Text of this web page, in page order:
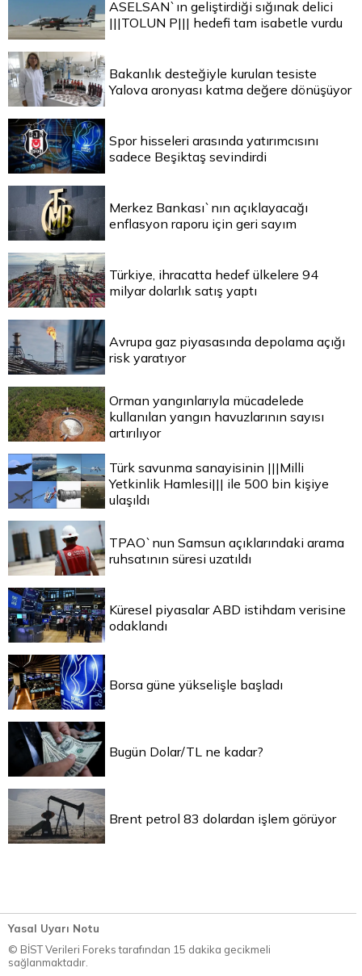
ASELSAN`ın geliştirdiği sığınak delici
|||TOLUN P||| hedefi tam isabetle vurdu
Bakanlık desteğiyle kurulan tesiste
Yalova aronyası katma değere dönüşüyor
Spor hisseleri arasında yatırımcısını
sadece Beşiktaş sevindirdi
Merkez Bankası`nın açıklayacağı
enflasyon raporu için geri sayım
Türkiye, ihracatta hedef ülkelere 94
milyar dolarlık satış yaptı
Avrupa gaz piyasasında depolama açığı
risk yaratıyor
Orman yangınlarıyla mücadelede
kullanılan yangın havuzlarının sayısı
artırılıyor
Türk savunma sanayisinin |||Milli
Yetkinlik Hamlesi||| ile 500 bin kişiye
ulaşıldı
TPAO`nun Samsun açıklarındaki arama
ruhsatının süresi uzatıldı
Küresel piyasalar ABD istihdam verisine
odaklandı
Borsa güne yükselişle başladı
Bugün Dolar/TL ne kadar?
Brent petrol 83 dolardan işlem görüyor
Yasal Uyarı Notu
© BİST Verileri Foreks tarafından 15 dakika gecikmeli
sağlanmaktadır.